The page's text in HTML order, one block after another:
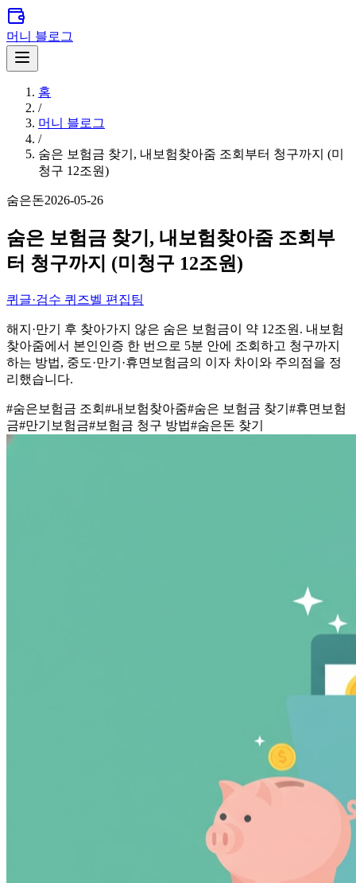
머니 블로그
홈
/
머니 블로그
/
숨은 보험금 찾기, 내보험찾아줌 조회부터 청구까지 (미
청구 12조원)
숨은돈2026-05-26
숨은 보험금 찾기, 내보험찾아줌 조회부
터 청구까지 (미청구 12조원)
퀴 글·검수 퀴즈벨 편집팀
해지·만기 후 찾아가지 않은 숨은 보험금이 약 12조원. 내보험
찾아줌에서 본인인증 한 번으로 5분 안에 조회하고 청구까지
하는 방법, 중도·만기·휴면보험금의 이자 차이와 주의점을 정
리했습니다.
#숨은보험금 조회 #내보험찾아줌#숨은 보험금 찾기 #휴면보험
금#만기보험금#보험금 청구 방법#숨은돈 찾기